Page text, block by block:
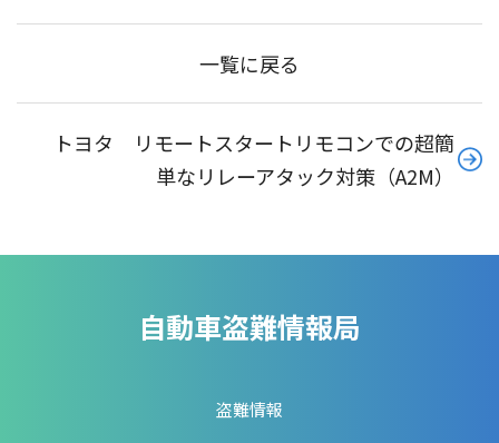
一覧に戻る
トヨタ リモートスタートリモコンでの超簡
単なリレーアタック対策（A2M）
自動車盗難情報局
盗難情報